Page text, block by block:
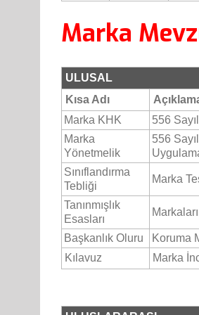
Marka
ULUSAL
Kısa Adı
Marka KHK
556
Marka
Yönetmelik
556
Sınıflandırma
Tebliği
Marka
Tanınmışlık
Esasları
Başkanlık Oluru
Koruma
Kılavuz
Marka